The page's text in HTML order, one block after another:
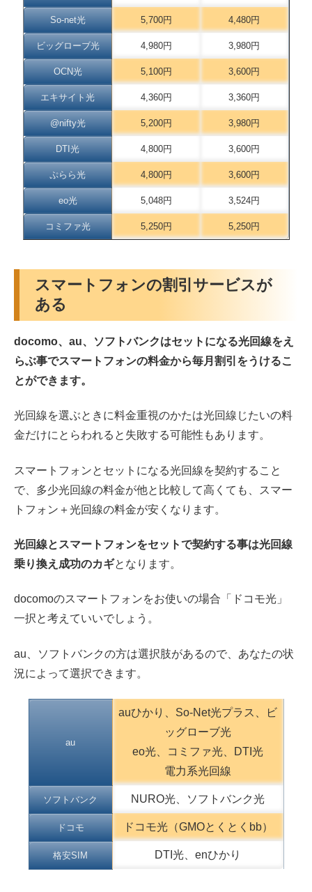
So-net光 5,700円 4,480円
ビッグローブ光 4,980円 3,980円
OCN光 5,100円 3,600円
エキサイト光 4,360円 3,360円
@nifty光 5,200円 3,980円
DTI光 4,800円 3,600円
ぷらら光 4,800円 3,600円
eo光 5,048円 3,524円
コミファ光 5,250円 5,250円
スマートフォンの割引サービスが
ある
docomo、au、ソフトバンクはセットになる光回線をえ
らぶ事でスマートフォンの料金から毎月割引をうけるこ
とができます。
光回線を選ぶときに料金重視のかたは光回線じたいの料
金だけにとらわれると失敗する可能性もあります。
スマートフォンとセットになる光回線を契約すること
で、多少光回線の料金が他と比較して高くても、スマー
トフォン＋光回線の料金が安くなります。
光回線とスマートフォンをセットで契約する事は光回線
乗り換え成功のカギとなります。
docomoのスマートフォンをお使いの場合「ドコモ光」
一択と考えていいでしょう。
au、ソフトバンクの方は選択肢があるので、あなたの状
況によって選択できます。
au
auひかり、So-Net光プラス、ビ
ッグローブ光
eo光、コミファ光、DTI光
電力系光回線
ソフトバンク NURO光、ソフトバンク光
ドコモ ドコモ光（GMOとくとくbb）
格安SIM DTI光、enひかり